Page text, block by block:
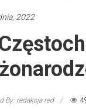
2022
By: redakcja red